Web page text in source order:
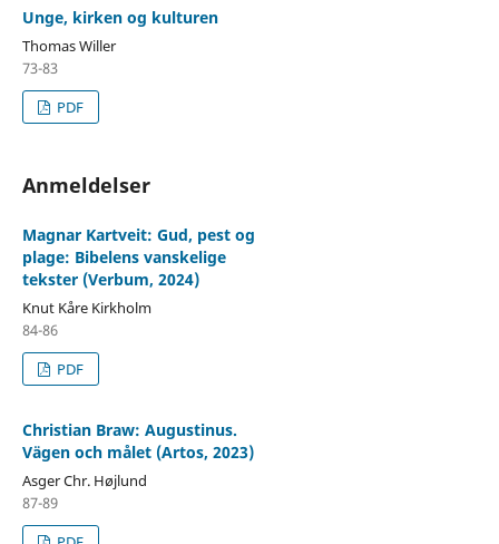
Unge, kirken og kulturen
Thomas Willer
73-83
PDF
Anmeldelser
Magnar Kartveit: Gud, pest og
plage: Bibelens vanskelige
tekster (Verbum, 2024)
Knut Kåre Kirkholm
84-86
PDF
Christian Braw: Augustinus.
Vägen och målet (Artos, 2023)
Asger Chr. Højlund
87-89